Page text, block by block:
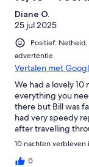
Diane O.
25 jul 2025
Positief:
advertentie
Vertalen met
We had a lovely 10
everything you
there but Bill was
had very speedy
after travelling
10 nachten
0